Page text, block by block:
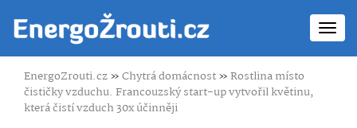
EnergoZrouti.cz»Chytrá domácnost»Rostlina místo
čističky vzduchu. Francouzský start-up vytvořil květinu,
která čistí vzduch 30x účinněji